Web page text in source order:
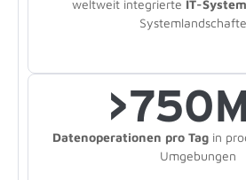
weltweit integrierte IT-
>750
Daten­operationen pro Tagin
Umgebungen